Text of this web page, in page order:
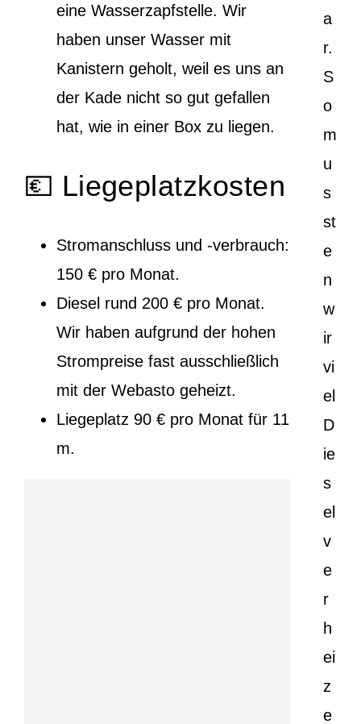
a
r.
S
o
m
u
s
st
e
n
w
ir
vi
el
D
ie
s
el
v
e
r
h
ei
z
e
eine Wasserzapfstelle. Wir
haben unser Wasser mit
Kanistern geholt, weil es uns an
der Kade nicht so gut gefallen
hat, wie in einer Box zu liegen.
💶 Liegeplatzkosten
Stromanschluss und -verbrauch:
150 € pro Monat.
Diesel rund 200 € pro Monat.
Wir haben aufgrund der hohen
Strompreise fast ausschließlich
mit der Webasto geheizt.
Liegeplatz 90 € pro Monat für 11
m.